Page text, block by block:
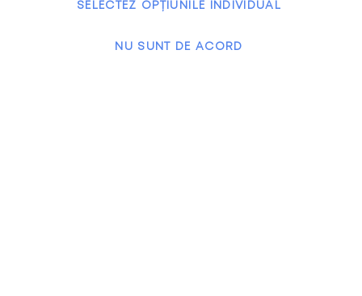
SELECTEZ OPȚIUNILE INDIVIDUAL
NU SUNT DE ACORD